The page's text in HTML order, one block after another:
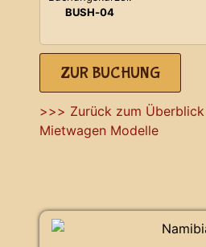
BUSH-04
ZUR BUCHUNG
>>> Zurück zum
Mietwagen Modelle